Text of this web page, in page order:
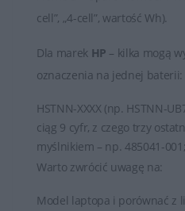
cell”, „4-cell”, wartość Wh).
Dla marek HP – kilka mogą
oznaczenia na jednej baterii:
HSTNN-XXXX (np. HSTNN-
ciąg 9 cyfr, z czego trzy
myślnikiem – np. 485041-001;
Warto zwrócić uwagę na:
Model laptopa i porównać z